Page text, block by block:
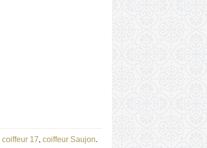
coiffeur 17, coiffeur Saujon.